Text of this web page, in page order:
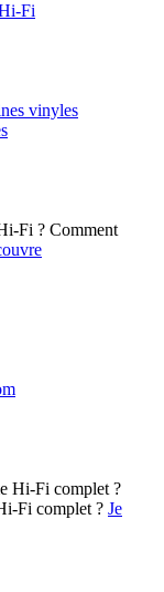
Fi
vinyles
Comment
Fi complet ? Je